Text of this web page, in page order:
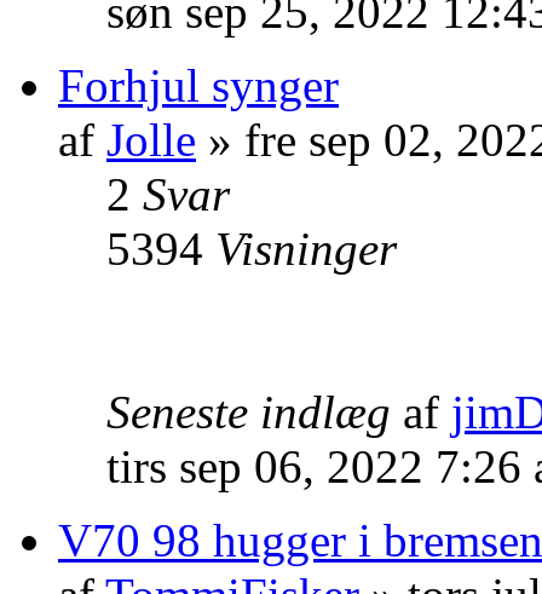
søn sep 25, 2022
Forhjul synger
af Jolle » fre sep 02,
2 Svar
5394 Visninger
Seneste indlæg af
tirs sep 06, 2022 7:26
V70 98 hugger i bremsen